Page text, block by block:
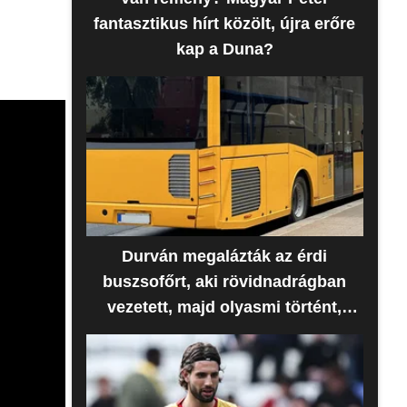
fantasztikus hírt közölt, újra erőre
kap a Duna?
Durván megalázták az érdi
buszsofőrt, aki rövidnadrágban
vezetett, majd olyasmi történt,
amire senki sem számított